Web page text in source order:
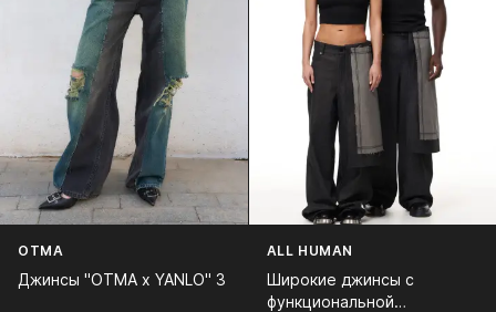
OTMA
Джинсы "OTMA x YANLO" 3
ALL HUMAN
Широкие джинсы с
функциональной